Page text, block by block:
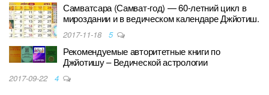
Самватсара (Самват-год) — 60-летний цикл в
мироздании и в ведическом календаре Джйотиш.
2017-11-18 5
Рекомендуемые авторитетные книги по
Джйотишу – Ведической астрологии
2017-09-22 4